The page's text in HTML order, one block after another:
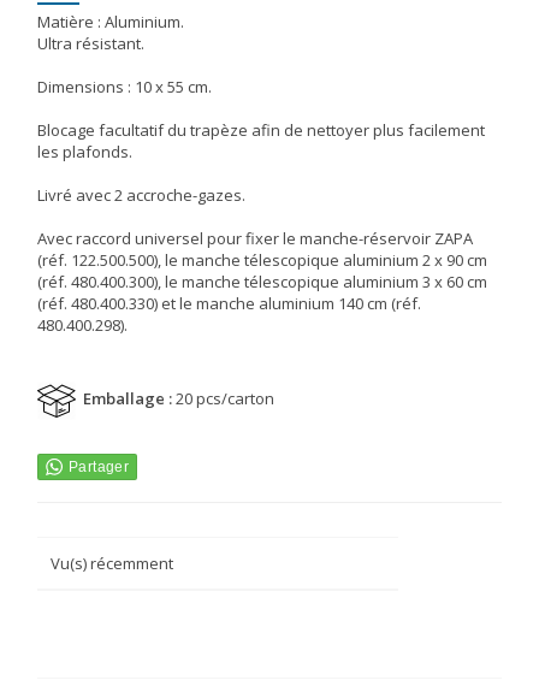
Matière : Aluminium.
Ultra résistant.
Dimensions : 10 x 55 cm.
Blocage facultatif du trapèze afin de nettoyer plus facilement
les plafonds.
Livré avec 2 accroche-gazes.
Avec raccord universel pour fixer le manche-réservoir ZAPA
(réf. 122.500.500), le manche télescopique aluminium 2 x 90 cm
(réf. 480.400.300), le manche télescopique aluminium 3 x 60 cm
(réf. 480.400.330) et le manche aluminium 140 cm (réf.
480.400.298).
Emballage :20 pcs/carton
Vu(s) récemment